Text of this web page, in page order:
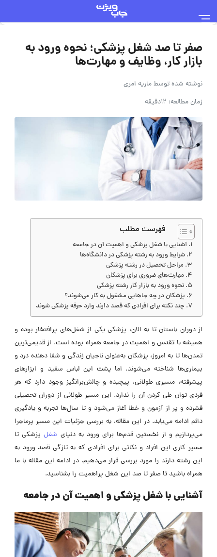
صفر تا صد شغل پزشکی؛ نحوه ورود به
بازار کار، وظایف و مهارت‌ها
نوشته شده توسطماریه امری
زمان مطالعه: 12دقیقه
فهرست مطلب
آشنایی با شغل پزشکی و اهمیت آن در جامعه
شرایط ورود به رشته پزشکی در دانشگاه‌ها
مراحل تحصیل در رشته پزشکی
مهارت‌های ضروری برای پزشکان
نحوه ورود به بازار کار رشته پزشکی
پزشکان در چه جاهایی مشغول به کار می‌شوند؟
چند نکته برای افرادی که قصد دارند وارد حرفه پزشکی شوند
از دوران باستان تا به الان، پزشکی یکی از شغل‌های پرافتخار بوده و
همیشه با تقدس و اهمیت در جامعه همراه بوده است. از قدیمی‌ترین
تمدن‌ها تا به امروز، پزشکان به‌عنوان ناجیان زندگی و شفا دهنده درد و
بیماری‌ها شناخته می‌شوند. اما پشت این لباس سفید و ابزارهای
پیشرفته، مسیری طولانی، پیچیده و چالش‌برانگیز وجود دارد که هر
فردی توان طی کردن آن را ندارد. این مسیر طولانی از دوران تحصیلی
فشرده و پر از آزمون و خطا آغاز می‌شود و تا سال‌ها تجربه و یادگیری
دائم ادامه می‌یابد. در این مقاله، به بررسی جزئیات این مسیر پرماجرا
می‌پردازیم و از نخستین قدم‌ها برای ورود به دنیای شغلپزشکی تا
مسیر کاری این افراد و نکاتی برای افرادی که به تازگی قصد ورود به
این رشته دارند را مورد بررسی قرار می‌دهیم. در ادامه این مقاله با ما
همراه باشید تا صفر تا صد این شغل پراهمیت را بشناسید.
آشنایی با شغل پزشکی و اهمیت آن در جامعه